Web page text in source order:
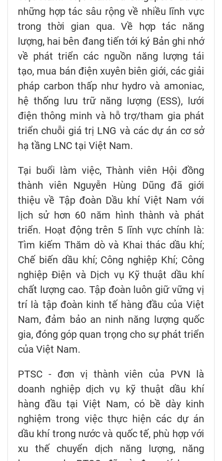
những hợp tác sâu rộng về nhiều lĩnh vực
trong thời gian qua. Về hợp tác năng
lượng, hai bên đang tiến tới ký Bản ghi nhớ
về phát triển các nguồn năng lượng tái
tạo, mua bán điện xuyên biên giới, các giải
pháp carbon thấp như hydro và amoniac,
hệ thống lưu trữ năng lượng (ESS), lưới
điện thông minh và hỗ trợ/tham gia phát
triển chuỗi giá trị LNG và các dự án cơ sở
hạ tầng LNC tại Việt Nam.
Tại buổi làm việc, Thành viên Hội đồng
thành viên Nguyễn Hùng Dũng đã giới
thiệu về Tập đoàn Dầu khí Việt Nam với
lịch sử hơn 60 năm hình thành và phát
triển. Hoạt động trên 5 lĩnh vực chính là:
Tìm kiếm Thăm dò và Khai thác dầu khí;
Chế biến dầu khí; Công nghiệp Khí; Công
nghiệp Điện và Dịch vụ Kỹ thuật dầu khí
chất lượng cao. Tập đoàn luôn giữ vững vị
trí là tập đoàn kinh tế hàng đầu của Việt
Nam, đảm bảo an ninh năng lượng quốc
gia, đóng góp quan trọng cho sự phát triển
của Việt Nam.
PTSC - đơn vị thành viên của PVN là
doanh nghiệp dịch vụ kỹ thuật dầu khí
hàng đầu tại Việt Nam, có bề dày kinh
nghiệm trong việc thực hiện các dự án
dầu khí trong nước và quốc tế, phù hợp với
xu thế chuyển dịch năng lượng, năng